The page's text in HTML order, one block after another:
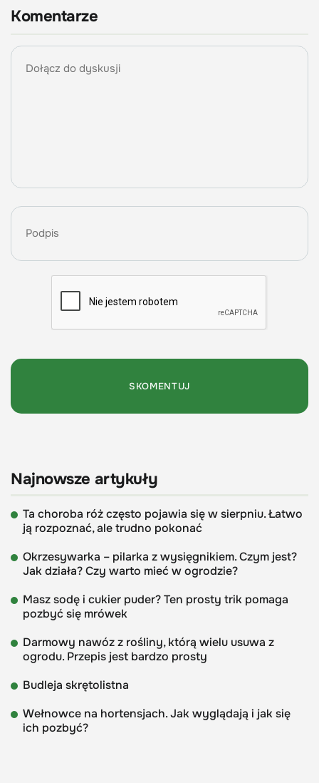
Komentarze
Najnowsze artykuły
Ta choroba róż często pojawia się w sierpniu. Łatwo
ją rozpoznać, ale trudno pokonać
Okrzesywarka – pilarka z wysięgnikiem. Czym jest?
Jak działa? Czy warto mieć w ogrodzie?
Masz sodę i cukier puder? Ten prosty trik pomaga
pozbyć się mrówek
Darmowy nawóz z rośliny, którą wielu usuwa z
ogrodu. Przepis jest bardzo prosty
Budleja skrętolistna
Wełnowce na hortensjach. Jak wyglądają i jak się
ich pozbyć?